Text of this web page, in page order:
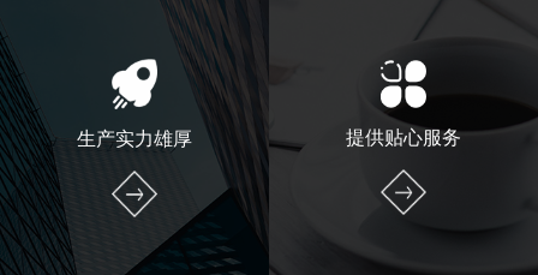
生产实力雄厚 提供贴心服务